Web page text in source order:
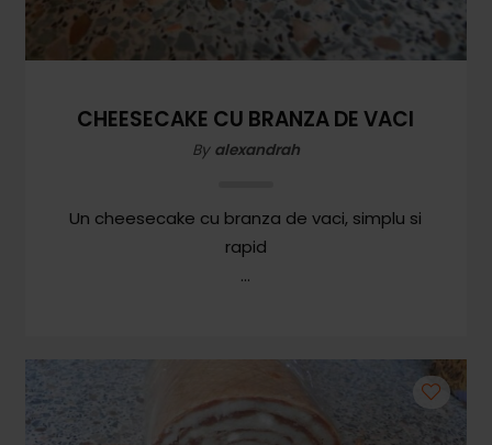
CHEESECAKE CU BRANZA DE VACI
By alexandrah
Un cheesecake cu branza de vaci, simplu si
rapid